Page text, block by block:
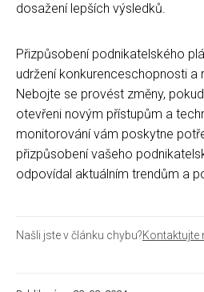
dosažení lepších výsledků.
Přizpůsobení podnikatelského
udržení konkurenceschopnosti a
Nebojte se provést změny,
otevřeni novým přístupům a
monitorování vám poskytne
přizpůsobení vašeho
odpovídal aktuálním trendům a
Našli jste v článku chybu?Kontaktujte